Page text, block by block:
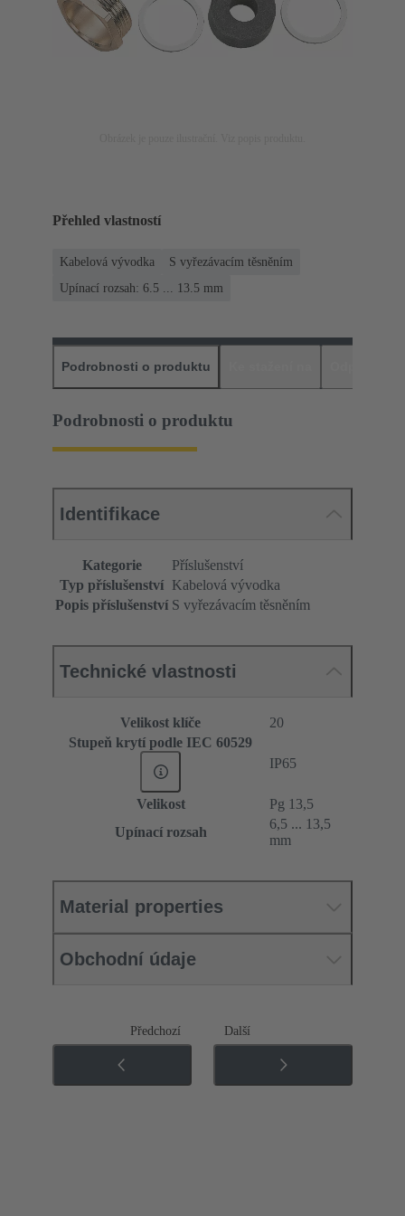
Přehled vlastností
Kabelová vývodka
S vyřezávacím těsněním
Upínací rozsah: 6.5 ... 13.5 mm
Podrobnosti o produktu
Podrobnosti o produktu
Identifikace
Kategorie
Příslušenství
Typ příslušenství Kabelová vývodka
Popis příslušenství S vyřezávacím těsněním
Technické vlastnosti
Velikost klíče
20
Stupeň krytí podle IEC 60529
IP65
Velikost
Pg 13,5
Upínací rozsah
6,5 ... 13,5
mm
Material properties
Obchodní údaje
Předchozí Další